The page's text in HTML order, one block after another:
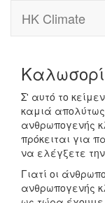
HK Climate
Σ' αυτό το
καμιά απολύτως
ανθρωπογενής
πρόκειται για
να ελέγξετε
Γιατί οι
ανθρωπογενής